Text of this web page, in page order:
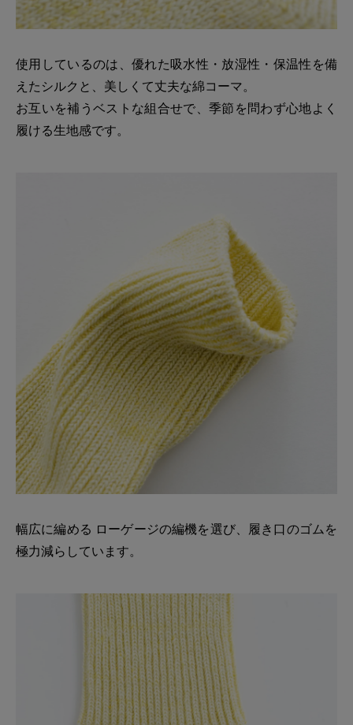
使用しているのは、優れた吸水性・放湿性・保温性を備
えたシルクと、美しくて丈夫な綿コーマ。
お互いを補うベストな組合せで、季節を問わず心地よく
履ける生地感です。
幅広に編める ローゲージの編機を選び、履き口のゴムを
極力減らしています。